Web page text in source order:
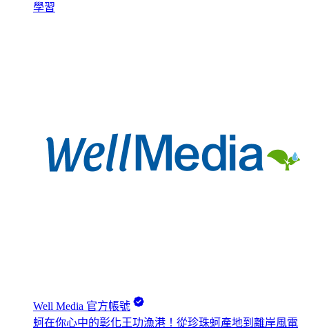
學習
Well Media 官方帳號
蚵在你心中的彰化王功漁港！從珍珠蚵產地到離岸風電